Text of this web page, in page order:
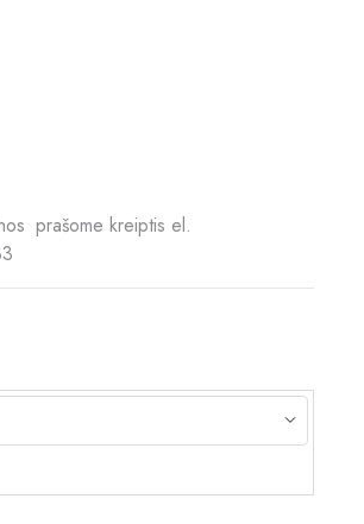
prašome kreiptis el.